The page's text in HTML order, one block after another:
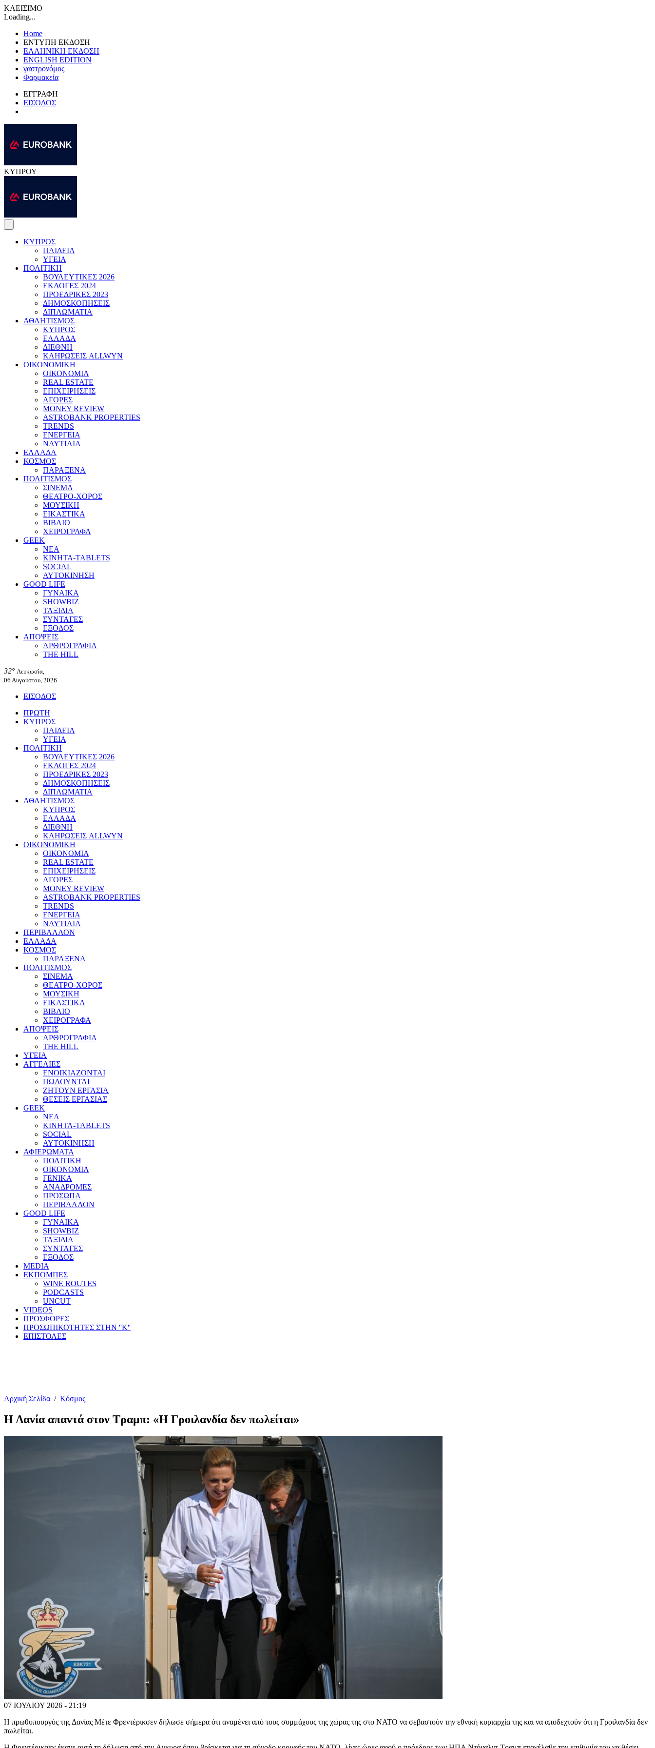
ΚΛΕΙΣΙΜΟ
Loading...
Home
ΕΝΤΥΠΗ ΕΚΔΟΣΗ
ΕΛΛΗΝΙΚΗ ΕΚΔΟΣΗ
ENGLISH EDITION
γαστρονόμος
Φαρμακεία
ΕΓΓΡΑΦΗ
ΕΙΣΟΔΟΣ
ΚΥΠΡΟΥ
ΚΥΠΡΟΣ
ΠΑΙΔΕΙΑ
ΥΓΕΙΑ
ΠΟΛΙΤΙΚΗ
ΒΟΥΛΕΥΤΙΚΕΣ 2026
ΕΚΛΟΓΕΣ 2024
ΠΡΟΕΔΡΙΚΕΣ 2023
ΔΗΜΟΣΚΟΠΗΣΕΙΣ
ΔΙΠΛΩΜΑΤΙΑ
ΑΘΛΗΤΙΣΜΟΣ
ΚΥΠΡΟΣ
ΕΛΛΑΔΑ
ΔΙΕΘΝΗ
ΚΛΗΡΩΣΕΙΣ ALLWYN
ΟΙΚΟΝΟΜΙΚΗ
ΟΙΚΟΝΟΜΙΑ
REAL ESTATE
ΕΠΙΧΕΙΡΗΣΕΙΣ
ΑΓΟΡΕΣ
MONEY REVIEW
ASTROBANK PROPERTIES
TRENDS
ΕΝΕΡΓΕΙΑ
ΝΑΥΤΙΛΙΑ
ΕΛΛΑΔΑ
ΚΟΣΜΟΣ
ΠΑΡΑΞΕΝΑ
ΠΟΛΙΤΙΣΜΟΣ
ΣΙΝΕΜΑ
ΘΕΑΤΡΟ-ΧΟΡΟΣ
ΜΟΥΣΙΚΗ
ΕΙΚΑΣΤΙΚΑ
ΒΙΒΛΙΟ
ΧΕΙΡΟΓΡΑΦΑ
GEEK
ΝΕΑ
ΚΙΝΗΤΑ-TABLETS
SOCIAL
ΑΥΤΟΚΙΝΗΣΗ
GOOD LIFE
ΓΥΝΑΙΚΑ
SHOWBIZ
ΤΑΞΙΔΙΑ
ΣΥΝΤΑΓΕΣ
ΕΞΟΔΟΣ
ΑΠΟΨΕΙΣ
ΑΡΘΡΟΓΡΑΦΙΑ
THE HILL
32° Λευκωσία,
06 Αυγούστου, 2026
ΕΙΣΟΔΟΣ
ΠΡΩΤΗ
ΚΥΠΡΟΣ
ΠΑΙΔΕΙΑ
ΥΓΕΙΑ
ΠΟΛΙΤΙΚΗ
ΒΟΥΛΕΥΤΙΚΕΣ 2026
ΕΚΛΟΓΕΣ 2024
ΠΡΟΕΔΡΙΚΕΣ 2023
ΔΗΜΟΣΚΟΠΗΣΕΙΣ
ΔΙΠΛΩΜΑΤΙΑ
ΑΘΛΗΤΙΣΜΟΣ
ΚΥΠΡΟΣ
ΕΛΛΑΔΑ
ΔΙΕΘΝΗ
ΚΛΗΡΩΣΕΙΣ ALLWYN
ΟΙΚΟΝΟΜΙΚΗ
ΟΙΚΟΝΟΜΙΑ
REAL ESTATE
ΕΠΙΧΕΙΡΗΣΕΙΣ
ΑΓΟΡΕΣ
MONEY REVIEW
ASTROBANK PROPERTIES
TRENDS
ΕΝΕΡΓΕΙΑ
ΝΑΥΤΙΛΙΑ
ΠΕΡΙΒΑΛΛΟΝ
ΕΛΛΑΔΑ
ΚΟΣΜΟΣ
ΠΑΡΑΞΕΝΑ
ΠΟΛΙΤΙΣΜΟΣ
ΣΙΝΕΜΑ
ΘΕΑΤΡΟ-ΧΟΡΟΣ
ΜΟΥΣΙΚΗ
ΕΙΚΑΣΤΙΚΑ
ΒΙΒΛΙΟ
ΧΕΙΡΟΓΡΑΦΑ
ΑΠΟΨΕΙΣ
ΑΡΘΡΟΓΡΑΦΙΑ
THE HILL
ΥΓΕΙΑ
ΑΓΓΕΛΙΕΣ
ΕΝΟΙΚΙΑΖΟΝΤΑΙ
ΠΩΛΟΥΝΤΑΙ
ΖΗΤΟΥΝ ΕΡΓΑΣΙΑ
ΘΕΣΕΙΣ ΕΡΓΑΣΙΑΣ
GEEK
ΝΕΑ
ΚΙΝΗΤΑ-TABLETS
SOCIAL
ΑΥΤΟΚΙΝΗΣΗ
ΑΦΙΕΡΩΜΑΤΑ
ΠΟΛΙΤΙΚΗ
ΟΙΚΟΝΟΜΙΑ
ΓΕΝΙΚΑ
ΑΝΑΔΡΟΜΕΣ
ΠΡΟΣΩΠΑ
ΠΕΡΙΒΑΛΛΟΝ
GOOD LIFE
ΓΥΝΑΙΚΑ
SHOWBIZ
ΤΑΞΙΔΙΑ
ΣΥΝΤΑΓΕΣ
ΕΞΟΔΟΣ
MEDIA
ΕΚΠΟΜΠΕΣ
WINE ROUTES
PODCASTS
UNCUT
VIDEOS
ΠΡΟΣΦΟΡΕΣ
ΠΡΟΣΩΠΙΚΟΤΗΤΕΣ ΣΤΗΝ ''Κ''
ΕΠΙΣΤΟΛΕΣ
Αρχική Σελίδα / Κόσμος
H Δανία απαντά στον Τραμπ: «Η Γροιλανδία δεν πωλείται»
07 ΙΟΥΛΙΟΥ 2026 - 21:19
Η πρωθυπουργός της Δανίας Μέτε Φρεντέρικσεν δήλωσε σήμερα ότι αναμένει από τους συμμάχους της χώρας της στο ΝΑΤΟ να σεβαστούν την εθνική κυριαρχία της και να αποδεχτούν ότι η Γροιλανδία δεν
πωλείται.